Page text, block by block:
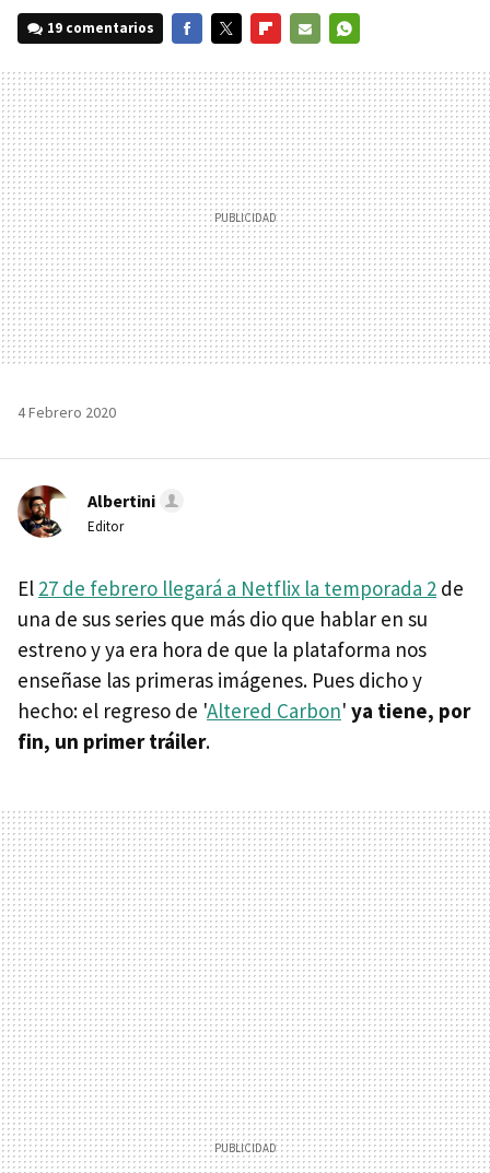
19 comentarios
MAIL
4 Febrero 2020
Albertini
Editor
El 27 de febrero llegará a Netflix la temporada 2 de
una de sus series que más dio que hablar en su
estreno y ya era hora de que la plataforma nos
enseñase las primeras imágenes. Pues dicho y
hecho: el regreso de 'Altered Carbon' ya tiene, por
fin, un primer tráiler.